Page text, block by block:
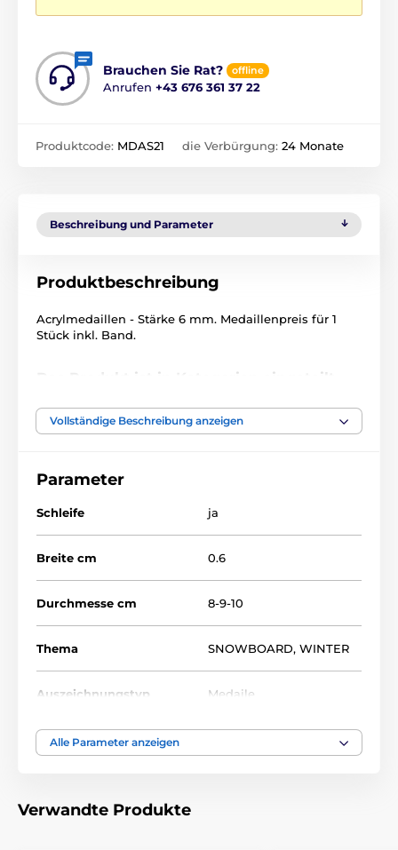
Brauchen Sie Rat? offline
Anrufen +43 676 361 37 22
Produktcode: MDAS21 die Verbürgung: 24 Monate
Beschreibung und Parameter
Produktbeschreibung
Acrylmedaillen - Stärke 6 mm. Medaillenpreis für 1
Stück inkl. Band.
Das Produkt ist in Kategorien eingeteilt
Snowboard Wintersport
MDAS
Vollständige Beschreibung anzeigen
Parameter
Schleife ja
Breite cm 0.6
Durchmesse cm 8-9-10
Thema SNOWBOARD, WINTER
Auszeichnungstyp Medaile
Material
Alle Parameter anzeigen
Verwandte Produkte